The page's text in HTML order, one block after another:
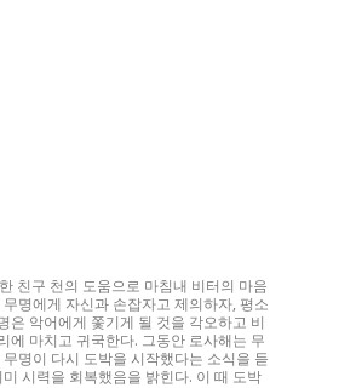
친구 천의 도움으로 마침내 비터의 마음
명에게 자신과 손잡자고 제의하자, 평소
악어에게 쫓기게 될 것을 각오하고 비
에 마치고 귀국한다. 그동안 로사해는 무
명이 다시 도박을 시작했다는 소식을 듣
시력을 회복했음을 밝힌다. 이 때 도박